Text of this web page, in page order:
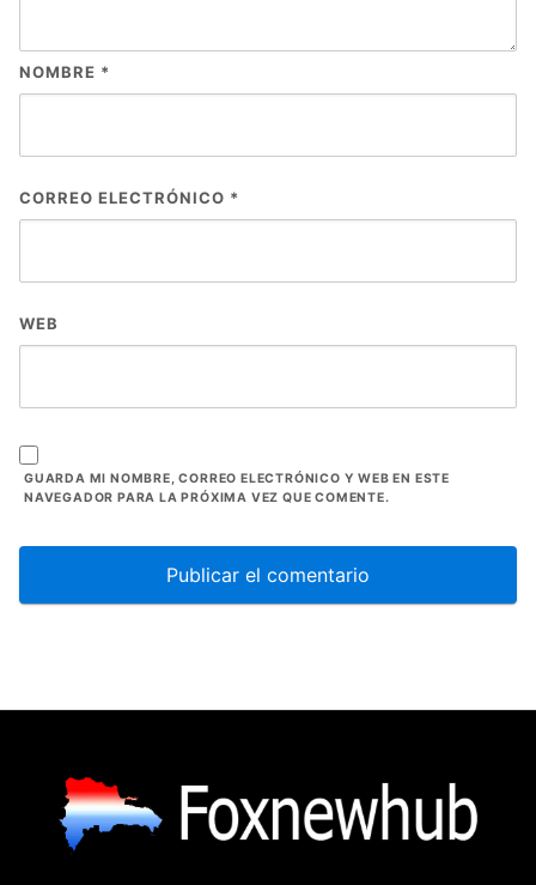
NOMBRE *
CORREO ELECTRÓNICO *
WEB
GUARDA MI NOMBRE, CORREO ELECTRÓNICO Y WEB EN ESTE
NAVEGADOR PARA LA PRÓXIMA VEZ QUE COMENTE.